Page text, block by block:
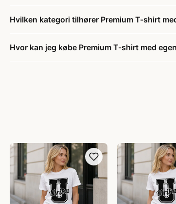
Hvilken kategori tilhører Premium T-shirt
Hvor kan jeg købe Premium T-shirt med